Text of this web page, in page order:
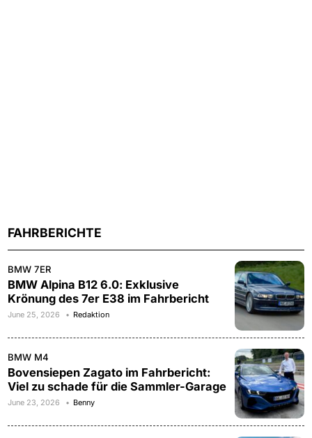
FAHRBERICHTE
BMW 7ER
BMW Alpina B12 6.0: Exklusive
Krönung des 7er E38 im Fahrbericht
June 25, 2026 Redaktion
BMW M4
Bovensiepen Zagato im Fahrbericht:
Viel zu schade für die Sammler-Garage
June 23, 2026 Benny